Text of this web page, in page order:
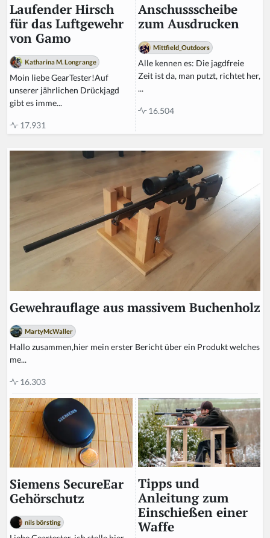
Laufender Hirsch
für das Luftgewehr
von Gamo
Katharina M. Longrange
Moin liebe GearTester!Auf
unserer jährlichen Drückjagd
gibt es imme...
17.931
Anschussscheibe
zum Ausdrucken
Mittfield_Outdoors
Alle kennen es: Die jagdfreie
Zeit ist da, man putzt, richtet her,
...
16.504
Gewehrauflage aus massivem Buchenholz
MartyMcWaller
Hallo zusammen,hier mein erster Bericht über ein Produkt welches
me...
16.303
Siemens SecureEar
Gehörschutz
nils börsting
Tipps und
Anleitung zum
Einschießen einer
Waffe